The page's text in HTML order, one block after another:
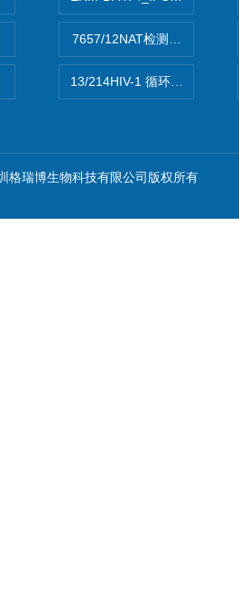
7657/12NAT检测的D型肝炎
13/214HIV-1 循环重组形式
格瑞博生物科技有限公司版权所有